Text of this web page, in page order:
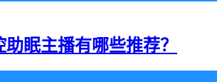
助眠主播有哪些推荐？